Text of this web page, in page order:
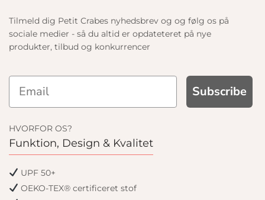
Tilmeld dig Petit Crabes nyhedsbrev og og følg os på
sociale medier - så du altid er opdateteret på nye
produkter, tilbud og konkurrencer
Subscribe
HVORFOR OS?
Funktion, Design & Kvalitet
UPF 50+
OEKO-TEX® certificeret stof